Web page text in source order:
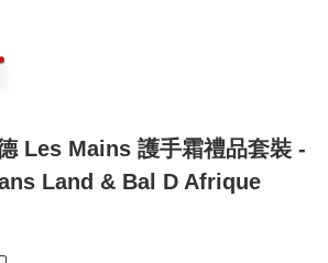
Les Mains 護手霜禮品套裝 -
Land & Bal D Afrique